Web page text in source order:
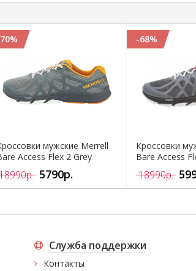
мужские Merrell
Access Flex 2 Grey
5790р.
-68%
Кроссовки
Bare Access
18990р.
Служба поддержки
Контакты